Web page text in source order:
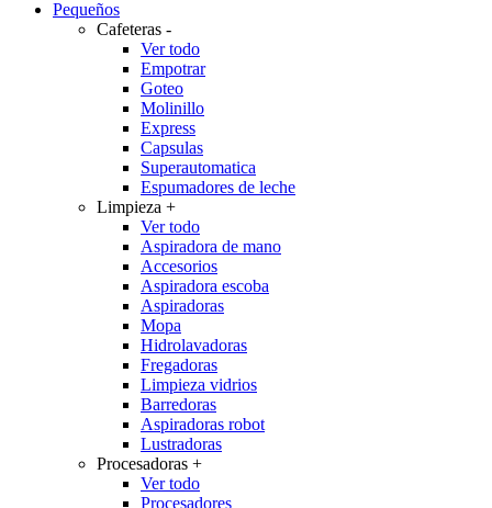
Pequeños
Cafeteras -
Ver todo
Empotrar
Goteo
Molinillo
Express
Capsulas
Superautomatica
Espumadores de leche
Limpieza +
Ver todo
Aspiradora de mano
Accesorios
Aspiradora escoba
Aspiradoras
Mopa
Hidrolavadoras
Fregadoras
Limpieza vidrios
Barredoras
Aspiradoras robot
Lustradoras
Procesadoras +
Ver todo
Procesadores